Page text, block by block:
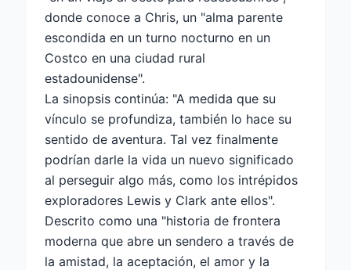
donde conoce a Chris, un "alma parente
escondida en un turno nocturno en un
Costco en una ciudad rural
estadounidense".
La sinopsis continúa: "A medida que su
vínculo se profundiza, también lo hace su
sentido de aventura. Tal vez finalmente
podrían darle la vida un nuevo significado
al perseguir algo más, como los intrépidos
exploradores Lewis y Clark ante ellos".
Descrito como una "historia de frontera
moderna que abre un sendero a través de
la amistad, la aceptación, el amor y la